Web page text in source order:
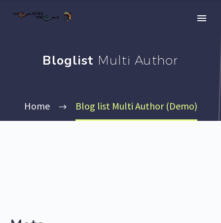
Bloglist Multi Author
Home Blog list Multi Author (Demo)